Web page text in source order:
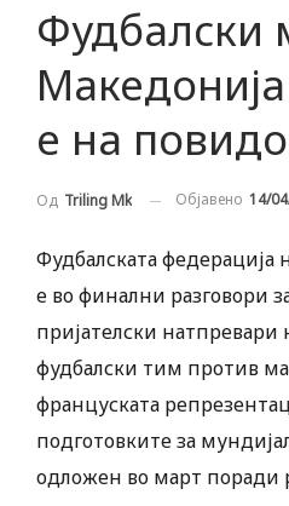
Фудбалски
е на
Од Triling Mk Објавено 14/
Фудбалската федерација
е во финални разговори
пријателски
фудбалски тим против
француската
подготовките за
одложен во март поради